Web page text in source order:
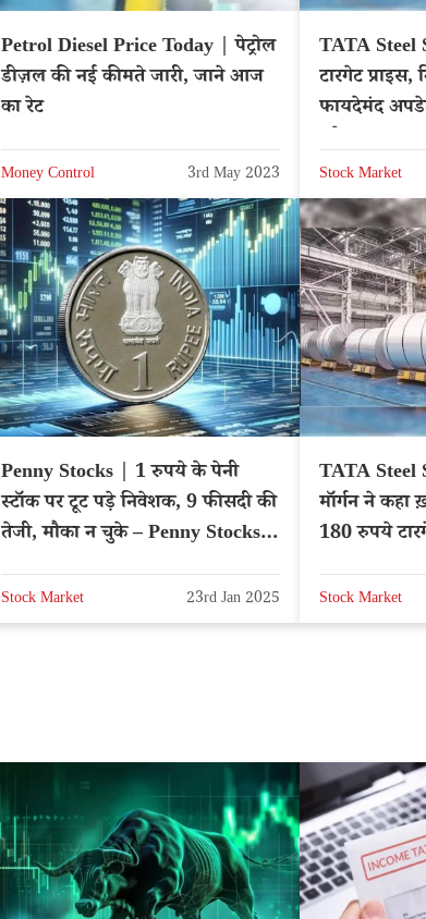
Petrol Diesel Price Today | पेट्रोल
डीज़ल की नई कीमते जारी, जाने आज
का रेट
Money Control 3rd May 2023
TATA Steel
टारगेट
फायदेमंद
Stock Market
Penny Stocks | 1 रुपये के पेनी
स्टॉक पर टूट पड़े निवेशक, 9 फीसदी की
तेजी, मौका न चुके – Penny Stocks
Stock Market 23rd Jan 2025
TATA Steel
मॉर्गन ने कहा
180 रुपये
Stock Market